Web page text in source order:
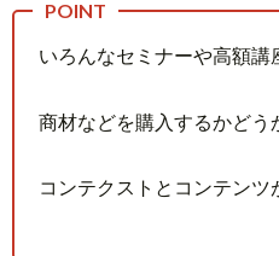
いろんなセミナーや高額講
商材などを購入するかど
コンテクストとコンテンツ